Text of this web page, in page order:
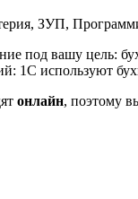
ЗУП,
под вашу цель:
1С используют
онлайн, поэтому